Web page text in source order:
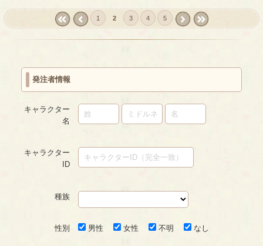
1 2 3 4 5
発注者情報
キャラクター
名
キャラクター
ID
種族
性別 男性 女性 不明 なし